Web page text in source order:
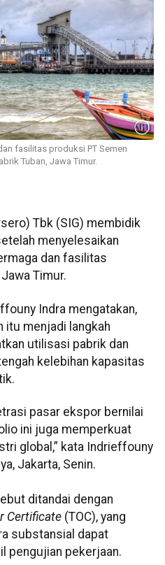
fasilitas produksi PT Semen
Tuban, Jawa Timur.
Tbk (SIG) membidik
menyelesaikan
dan fasilitas
Timur.
Indra mengatakan,
itu menjadi langkah
utilisasi pabrik dan
kelebihan kapasitas
pasar ekspor bernilai
ini juga memperkuat
global,” kata Indrieffouny
Jakarta, Senin.
ditandai dengan
Certificate (TOC), yang
substansial dapat
pengujian pekerjaan.